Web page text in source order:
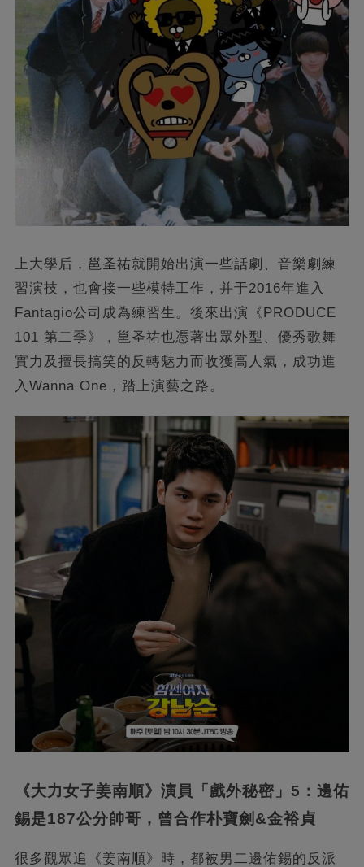
上大學后，邕圣祐就開始出演一些話劇、音樂劇練
習演技，也會接一些模特工作，并于2016年進入
Fantagio公司成為練習生。後來出演《PRODUCE
101 第二季》，邕圣祐也憑著出眾外型、優秀歌舞
實力及擅長搞笑的反轉魅力而收獲高人氣，成功進
入Wanna One，踏上演藝之路。
《大力女子姜南順》演員「戲外秘密」5：邊佑
錫是187公分帥哥，曾合作朴寶劍&金裕貞
很多觀眾追《姜南順》時，都被男二邊佑錫的反派